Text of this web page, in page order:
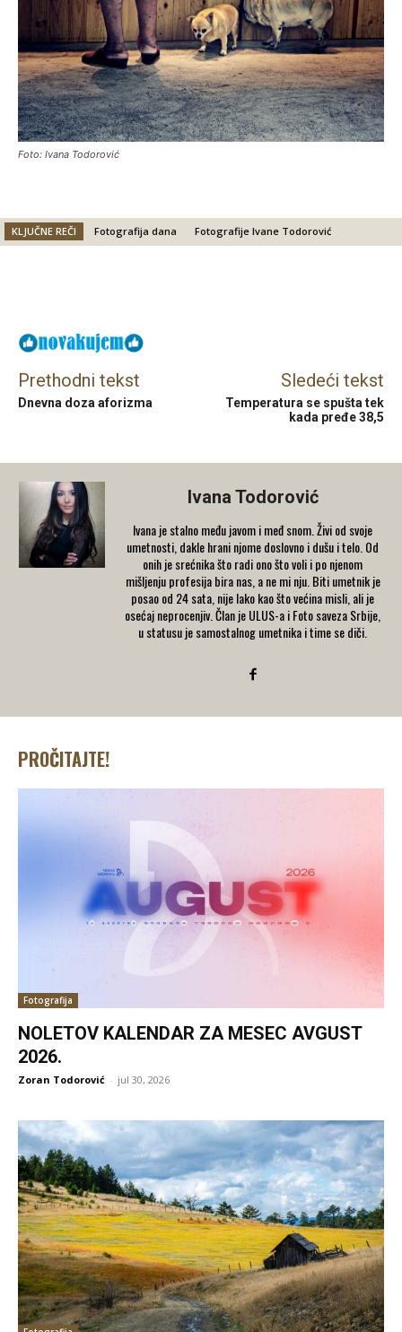
Foto: Ivana Todorović
KLJUČNE REČI Fotografija dana Fotografije Ivane Todorović
Prethodni tekst
Dnevna doza aforizma
Sledeći tekst
Temperatura se spušta tek
kada pređe 38,5
Ivana Todorović
Ivana je stalno među javom i međ snom. Živi od svoje
umetnosti, dakle hrani njome doslovno i dušu i telo. Od
onih je srećnika što radi ono što voli i po njenom
mišljenju profesija bira nas, a ne mi nju. Biti umetnik je
posao od 24 sata, nije lako kao što većina misli, ali je
osećaj neprocenjiv. Član je ULUS-a i Foto saveza Srbije,
u statusu je samostalnog umetnika i time se diči.
PROČITAJTE!
Fotografija
NOLETOV KALENDAR ZA MESEC AVGUST
2026.
Zoran Todorović - jul 30, 2026